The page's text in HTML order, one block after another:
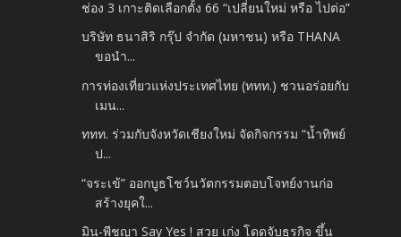
ช่อง 3 เกาะติดเลือกตั้ง 66 “เปลี่ยนใหม่ หรือ ไปต่อ”
บริษัท ธนาสิริ กรุ๊ป จำกัด (มหาชน) หรือ THANA
ขอนำ...
การท่องเที่ยวแห่งประเทศไทย (ททท.) ชวนอร่อยกับ
เมน...
ททท. ร่วมกับจังหวัดเชียงใหม่ จัดกิจกรรม “น้ำทิพย์
ป...
“จระเข้” ออกบูธโชว์นวัตกรรมตอบโจทย์งานก่อ
สร้างยุคใ...
มิน-พีชญา Say Yes ! สวย เก่ง โดดจับธุรกิจ ขึ้น